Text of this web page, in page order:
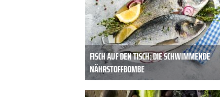
FISCH AUF DEN TISCH: DIE SCHWIMMENDE
NÄHRSTOFFBOMBE